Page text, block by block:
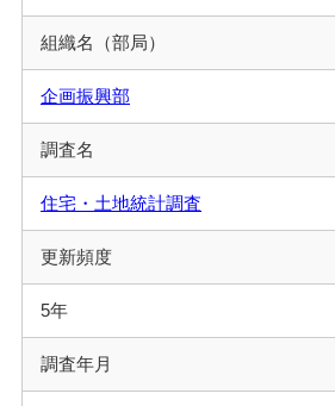
組織名（部局）
企画振興部
調査名
住宅・土地統計調査
更新頻度
5年
調査年月